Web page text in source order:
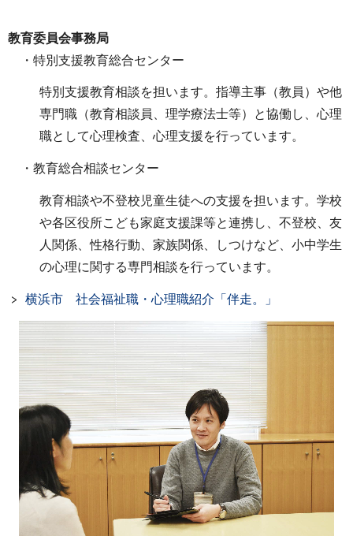
教育委員会事務局
・特別支援教育総合センター
特別支援教育相談を担います。指導主事（教員）や他
専門職（教育相談員、理学療法士等）と協働し、心理
職として心理検査、心理支援を行っています。
・教育総合相談センター
教育相談や不登校児童生徒への支援を担います。学校
や各区役所こども家庭支援課等と連携し、不登校、友
人関係、性格行動、家族関係、しつけなど、小中学生
の心理に関する専門相談を行っています。
横浜市 社会福祉職・心理職紹介「伴走。」